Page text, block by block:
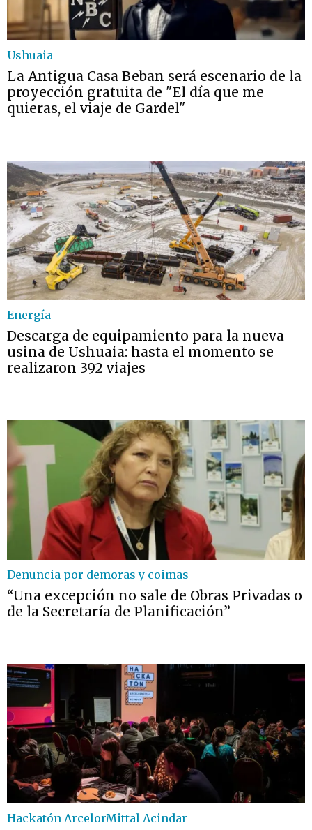
Ushuaia
La Antigua Casa Beban será escenario de la
proyección gratuita de "El día que me
quieras, el viaje de Gardel"
Energía
Descarga de equipamiento para la nueva
usina de Ushuaia: hasta el momento se
realizaron 392 viajes
Denuncia por demoras y coimas
“Una excepción no sale de Obras Privadas o
de la Secretaría de Planificación”
Hackatón ArcelorMittal Acindar